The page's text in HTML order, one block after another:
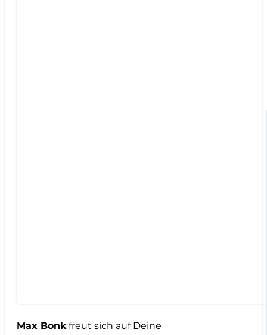
Max Bonkfreut sich auf Deine